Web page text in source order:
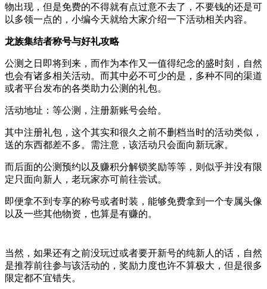
物出现，但是免费的不得就有点过意不去了，不要钱的还是可
以多领一点的，小编今天就给大家介绍一下活动相关内容。
龙族集结者称号与好礼攻略
公测之日即将到来，而作为本作又一值得纪念的盛时刻，自然
也会有诸多相关活动。而其中必不可少的是，多种不同的渠道
或者平台发布的各类助力公测的礼包。
活动地址：等公测，注册新账号会给。
其中注册礼包，这个其实和很久之前不删档当时的活动类似，
送的东西都差不多。需注意，该活动只会面向新玩家。
而后面的公测预约以及赚积分解锁奖励等等，则似乎并没有限
定只面向新人，老玩家亦可前往尝试。
即便拿不到专享的称号或者时装，能够免费拿到一个专属头像
以及一些其他物资，也算是有赚的。
当然，如果还有之前没玩过或者要开新号的纯新人的话，自然
是推荐前往参与该活动的，奖励力度也许不算极大，但是很多
限定都不宜错失。